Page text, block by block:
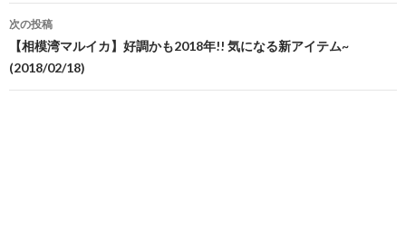
ナ
ビ
ゲ
次の投稿
【相模湾マルイカ】好調かも2018年!! 気になる新アイテム~
(2018/02/18)